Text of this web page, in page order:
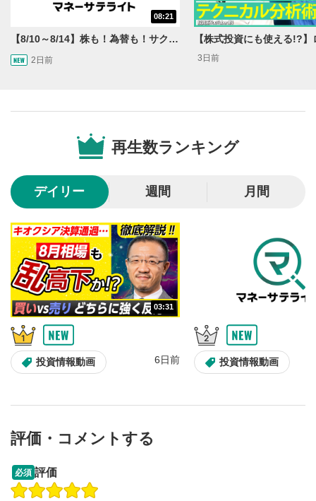
ー内にあります。
SNSやメールなどで動画を共有・シェアすることがで
きます。
再生位置を示しています。再生したい位置をクリック
するとその位置から動画が再生されます。
再生ボタン
動画が再生または一時停止します。
7
音量調整
スライダーを上下すると音量が調整できます。
スマートフォンで視聴の場合は端末の音量調節ボタンを利用
してください。
8
字幕設定
字幕は自動生成です。
スマートフォンで視聴の場合は画面右下の設定(歯車マーク)
より選択できます。
画質の選択/再生速度の変更ができます。
より選択できます。
クリックするとYouTubeサイトに移動します。
08:21
【8/10～8/14】株も！為替も！サクッと！来週のマーケット見通し＜Next View＞
2日前 3日前
再生数ランキング
デイリー 週間 月間
03:31
投資情報動画 6日前 投資情報動画
操作説明動画
評価・コメントする
必須 評価